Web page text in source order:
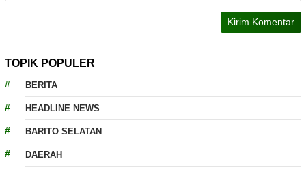
TOPIK POPULER
BERITA
HEADLINE NEWS
BARITO SELATAN
DAERAH